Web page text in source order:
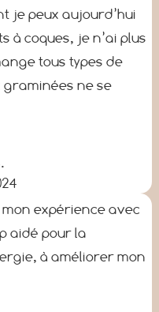
je peux aujourd’hui
à coques, je n’ai plus
tous types de
ne se
expérience avec
aidé pour la
à améliorer mon